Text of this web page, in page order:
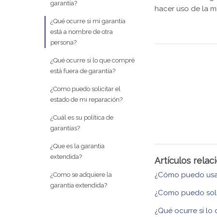
garantía?
¿Qué ocurre si mi garantía
está a nombre de otra
persona?
¿Qué ocurre si lo que compré
está fuera de garantía?
¿Como puedo solicitar el
estado de mi reparación?
¿Cuál es su política de
garantías?
¿Que es la garantia
extendida?
¿Como se adquiere la
garantía extendida?
hacer uso de la
Artículos
¿Cómo puedo
¿Como puedo
¿Qué ocurre si lo